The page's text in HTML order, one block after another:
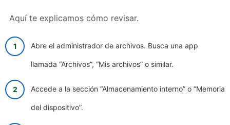
Aquí te explicamos cómo revisar.
Abre el administrador de archivos. Busca una app
llamada “Archivos”, “Mis archivos” o similar.
Accede a la sección “Almacenamiento interno” o “Memoria
del dispositivo”.